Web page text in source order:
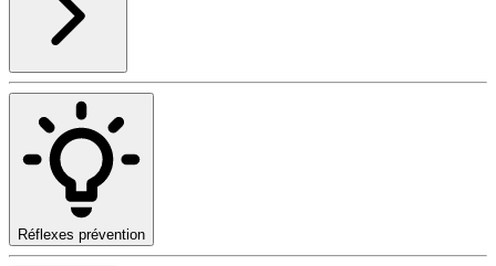
Réflexes prévention